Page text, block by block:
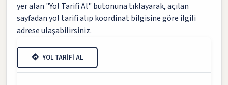
yer alan "Yol Tarifi Al" butonuna tıklayarak, açılan
sayfadan yol tarifi alıp koordinat bilgisine göre ilgili
adrese ulaşabilirsiniz.
YOL TARİFİ AL